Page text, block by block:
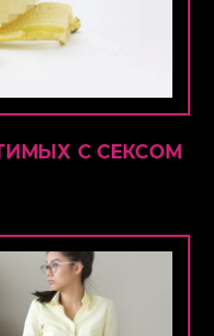
С СЕКСОМ